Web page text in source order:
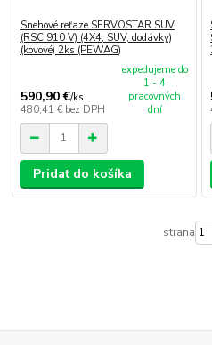
Snehové reťaze SERVOSTAR SUV
(RSC 910 V) (4X4, SUV, dodávky)
(kovové) 2ks (PEWAG)
590,90 €/ks
480,41 € bez DPH
expedujeme do
1 - 4
pracovných
dní
Pridať do košíka
strana